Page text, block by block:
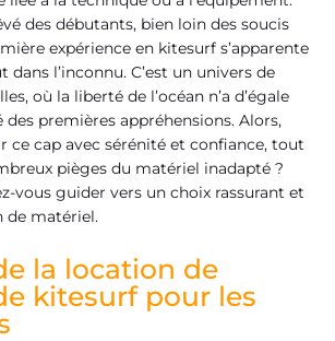
des débutants, bien loin des soucis
expérience en kitesurf s’apparente
dans l’inconnu. C’est un univers de
où la liberté de l’océan n’a d’égale
premières appréhensions. Alors,
ce cap avec sérénité et confiance, tout
pièges du matériel inadapté ?
vous guider vers un choix rassurant et
de matériel.
la location de
kitesurf pour les